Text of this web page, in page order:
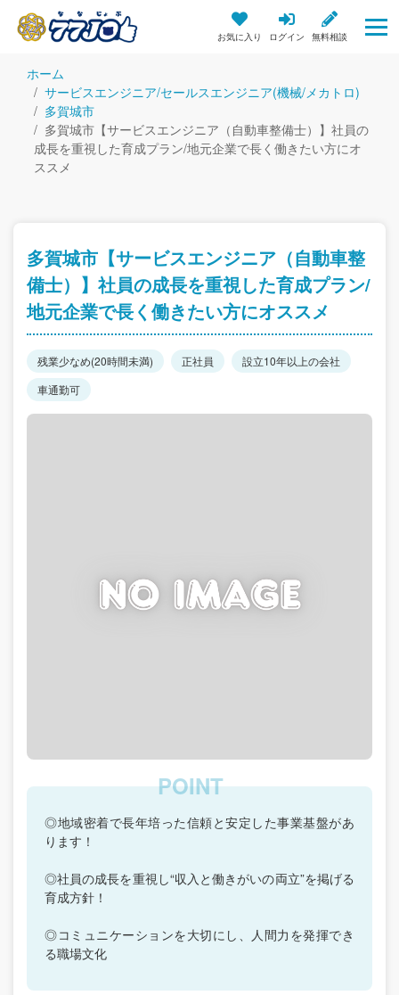
お気に入り ログイン 無料相談
ホーム
サービスエンジニア/セールスエンジニア(機械/メカトロ)
多賀城市
多賀城市【サービスエンジニア（自動車整備士）】社員の
成長を重視した育成プラン/地元企業で長く働きたい方にオ
ススメ
多賀城市【サービスエンジニア（自動車整
備士）】社員の成長を重視した育成プラン/
地元企業で長く働きたい方にオススメ
残業少なめ(20時間未満) 正社員
設立10年以上の会社
車通勤可
◎地域密着で長年培った信頼と安定した事業基盤があ
ります！
◎社員の成長を重視し“収入と働きがいの両立”を掲げる
育成方針！
◎コミュニケーションを大切にし、人間力を発揮でき
る職場文化